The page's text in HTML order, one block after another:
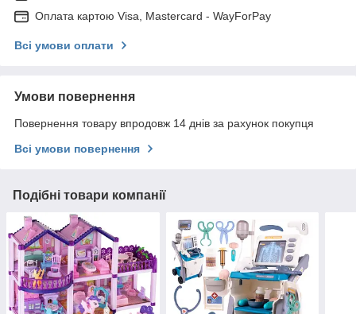
Оплата картою Visa, Mastercard - WayForPay
Всі умови оплати
Умови повернення
Повернення товару впродовж 14 днів за рахунок покупця
Всі умови повернення
Подібні товари компанії